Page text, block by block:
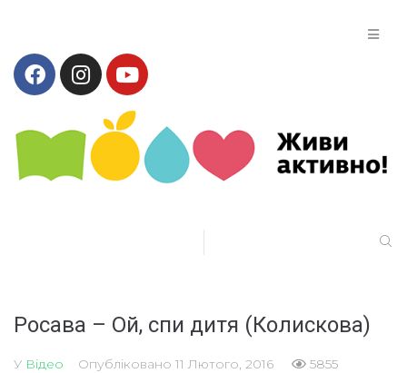
Росава – Ой, спи дитя (Колискова)
У Відео Опубліковано 11 Лютого, 2016 5855